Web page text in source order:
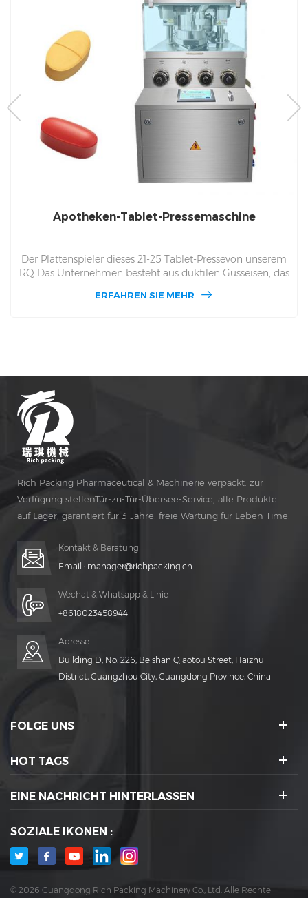
Apotheken-Tablet-Pressemaschine
Der Plattenspieler dieses 21-25 Tablet-Pressevon unserem
RQ Das Unternehmen besteht aus duktilen Gusseisen, das
und Regen. Dieses ist ein gelegenes Stück Gusseisen, kein
ERFAHREN SIE MEHR
Rich Packing Pharmaceutical & Machinerie verpackt. zur
Verfügung stellenTür-zu-Tür-Übersee-Service, alle Produkte
auf Lager, garantiert für 3 Jahre! freie Wartung für Leben Time!
Kontakt & Beratung
Email : manager@richpacking.cn
Wechat & Whatsapp & Linie
+8618023458944
Adresse
Building D, No. 226, Beishan Qiaotou Street, Haizhu
District, Guangzhou City, Guangdong Province, China
FOLGE UNS
HOT TAGS
EINE NACHRICHT HINTERLASSEN
SOZIALE IKONEN :
© 2026 Guangdong Rich Packing Machinery Co., Ltd. Alle Rechte